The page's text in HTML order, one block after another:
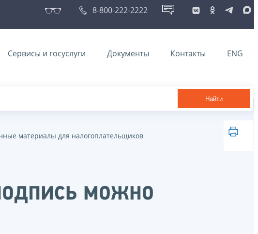
8-800-222-2222
Сервисы и госуслуги Документы Контакты ENG
Найти
материалы для налогоплательщиков
можно